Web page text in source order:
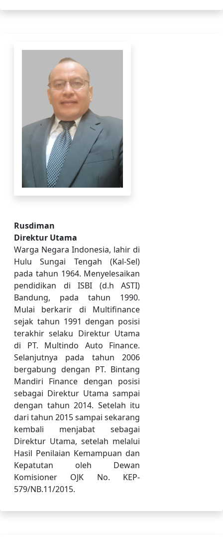
Rusdiman
Direktur Utama
Warga Negara Indonesia, lahir di
Hulu Sungai Tengah (Kal-Sel)
pada tahun 1964. Menyelesaikan
pendidikan di ISBI (d.h ASTI)
Bandung, pada tahun 1990.
Mulai berkarir di Multifinance
sejak tahun 1991 dengan posisi
terakhir selaku Direktur Utama
di PT. Multindo Auto Finance.
Selanjutnya pada tahun 2006
bergabung dengan PT. Bintang
Mandiri Finance dengan posisi
sebagai Direktur Utama sampai
dengan tahun 2014. Setelah itu
dari tahun 2015 sampai sekarang
kembali menjabat sebagai
Direktur Utama, setelah melalui
Hasil Penilaian Kemampuan dan
Kepatutan oleh Dewan
Komisioner OJK No. KEP-
579/NB.11/2015.